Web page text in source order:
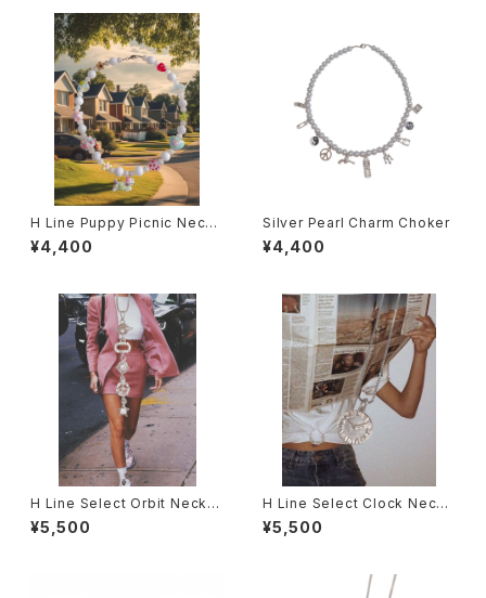
H Line Puppy Picnic Neckl
ace
¥4,400
Silver Pearl Charm Choker
¥4,400
H Line Select Orbit Neckla
ce
¥5,500
H Line Select Clock Neckl
ace
¥5,500